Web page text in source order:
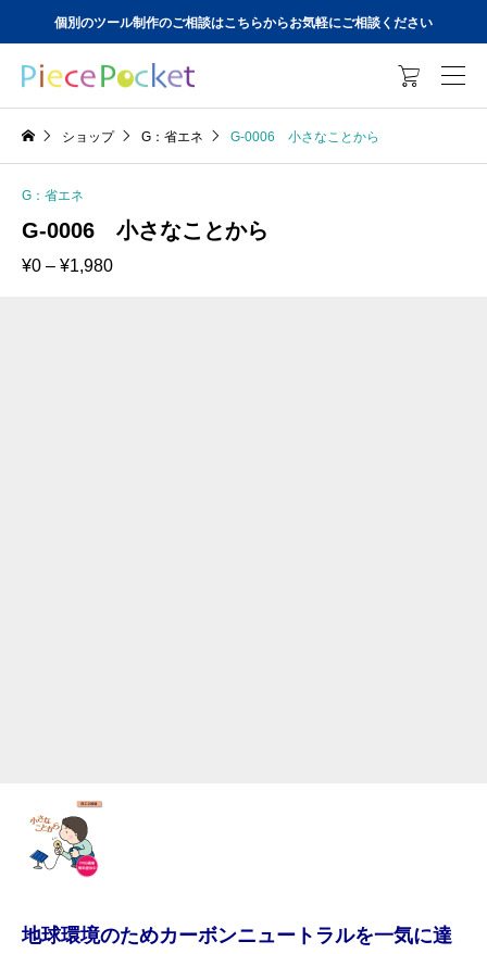
個別のツール制作のご相談はこちらからお気軽にご相談ください

ショップ G：省エネ G-0006 小さなことから
G：省エネ
G-0006 小さなことから
¥0 – ¥1,980価
地球環境のためカーボンニュートラルを一気に達